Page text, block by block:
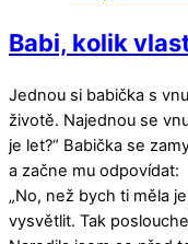
Babi, kolik
Jednou si babička s
životě. Najednou se
je let?“ Babička se
a začne mu odpovídat:
„No, než bych ti měla
vysvětlit. Tak